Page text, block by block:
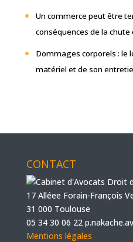
Un commerce peut être
conséquences de la chute
Dommages corporels : le
matériel et de son
CONTACT
17 Alléee Forain-François
31 000 Toulouse
05 34 30 06 22
Mentions légales